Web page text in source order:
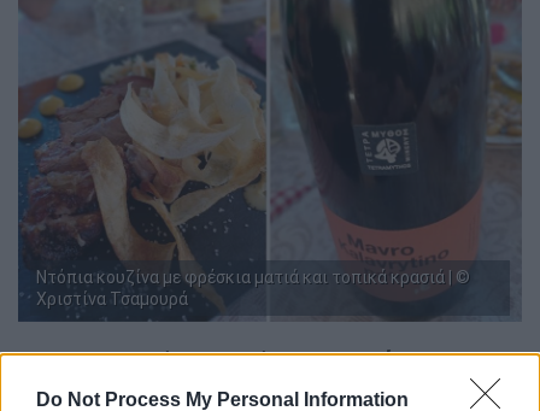
Do Not Process My Personal Information
Ντόπια κουζίνα με φρέσκια ματιά και τοπικά κρασιά | ©
Χριστίνα Τσαμουρά
Το ξεχωριστό εστιατόριο τουΓιώργου
Μανίκα και τηςΜαρίας (Μαριώς)